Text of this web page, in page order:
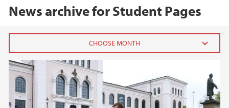
News archive for Student Pages
September (1)